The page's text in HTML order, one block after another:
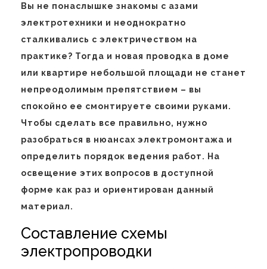
Вы не понаслышке знакомы с азами
электротехники и неоднократно
сталкивались с электричеством на
практике? Тогда и новая проводка в доме
или квартире небольшой площади не станет
непреодолимым препятствием – вы
спокойно ее смонтируете своими руками.
Чтобы сделать все правильно, нужно
разобраться в нюансах электромонтажа и
определить порядок ведения работ. На
освещение этих вопросов в доступной
форме как раз и ориентирован данный
материал.
Составление схемы
электропроводки